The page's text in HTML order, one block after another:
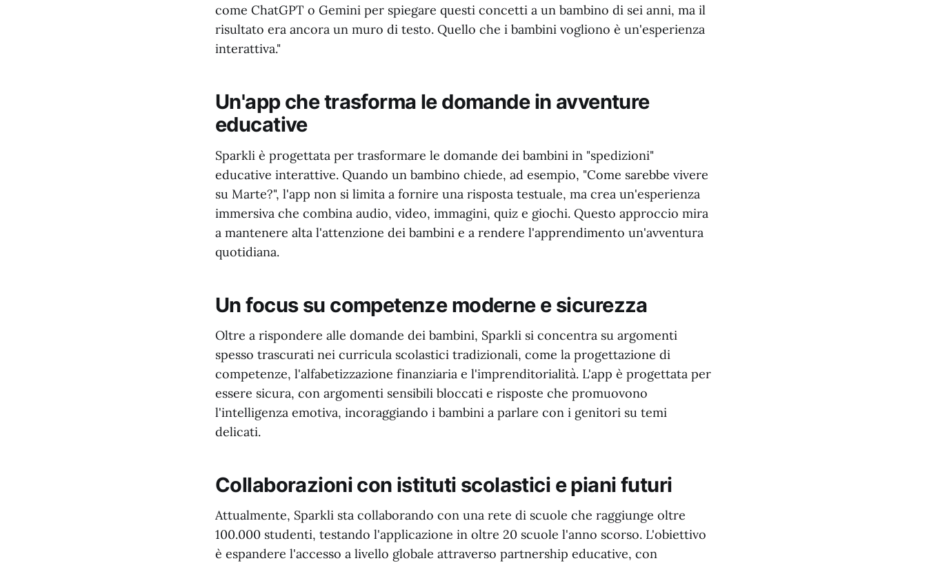
come ChatGPT o Gemini per spiegare questi concetti a un bambino di sei anni, ma il
risultato era ancora un muro di testo. Quello che i bambini vogliono è un'esperienza
interattiva."
Un'app che trasforma le domande in avventure
educative
Sparkli è progettata per trasformare le domande dei bambini in "spedizioni"
educative interattive. Quando un bambino chiede, ad esempio, "Come sarebbe vivere
su Marte?", l'app non si limita a fornire una risposta testuale, ma crea un'esperienza
immersiva che combina audio, video, immagini, quiz e giochi. Questo approccio mira
a mantenere alta l'attenzione dei bambini e a rendere l'apprendimento un'avventura
quotidiana.
Un focus su competenze moderne e sicurezza
Oltre a rispondere alle domande dei bambini, Sparkli si concentra su argomenti
spesso trascurati nei curricula scolastici tradizionali, come la progettazione di
competenze, l'alfabetizzazione finanziaria e l'imprenditorialità. L'app è progettata per
essere sicura, con argomenti sensibili bloccati e risposte che promuovono
l'intelligenza emotiva, incoraggiando i bambini a parlare con i genitori su temi
delicati.
Collaborazioni con istituti scolastici e piani futuri
Attualmente, Sparkli sta collaborando con una rete di scuole che raggiunge oltre
100.000 studenti, testando l'applicazione in oltre 20 scuole l'anno scorso. L'obiettivo
è espandere l'accesso a livello globale attraverso partnership educative, con